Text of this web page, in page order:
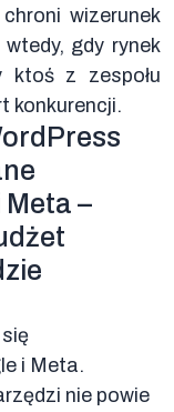
wizerunek
gdy rynek
ktoś z zespołu
konkurencji.
–
i Meta.
nie powie